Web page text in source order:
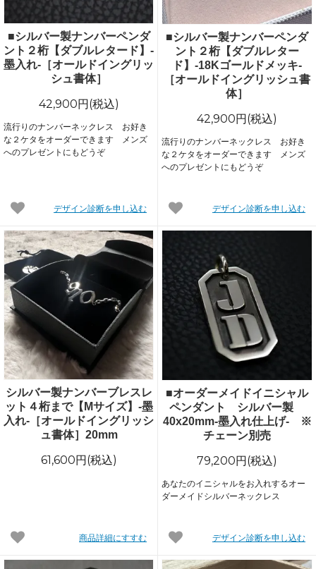
■シルバー製ナンバーペンダ
ント２桁【ダブルレタード】-
墨入れ-［オールドイングリッ
シュ書体］
42,900円(税込)
流行りのナンバーネックレス お好き
な２ケタをオーダーできます メンズ
へのプレゼントにもどうぞ
デザイン診断を申し込む
■シルバー製ナンバーペンダ
ント２桁【ダブルレター
ド】-18Kゴールドメッキ-
［オールドイングリッシュ書
体］
42,900円(税込)
流行りのナンバーネックレス お好き
な２ケタをオーダーできます メンズ
へのプレゼントにもどうぞ
デザイン診断を申し込む
シルバー製ナンバーブレスレ
ット４桁まで【Mサイズ】-墨
入れ-［オールドイングリッシ
ュ書体］20mm
61,600円(税込)
商品詳細にすすむ
■オーダーメイドイニシャル
ペンダント シルバー製
40x20mm-墨入れ仕上げ- ※
チェーン別売
79,200円(税込)
あなたのイニシャルをお入れするオー
ダーメイドシルバーネックレス
デザイン診断を申し込む